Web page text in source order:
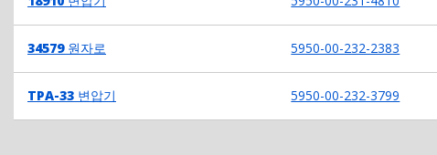
34579원자로 5950-00-232-2383
TPA-33 변압기 5950-00-232-3799